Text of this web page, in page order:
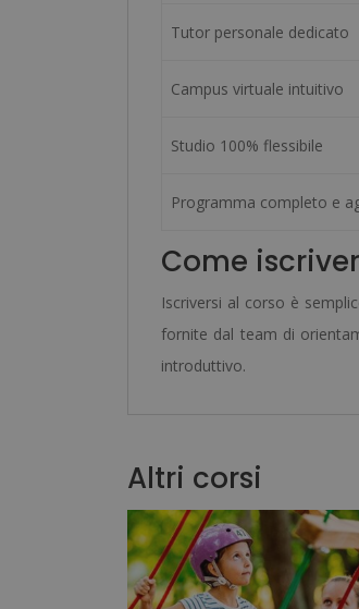
Tutor personale dedicato
Campus virtuale intuitivo
Studio 100% flessibile
Programma completo e
Come
Iscriversi al corso è
fornite dal team di
introduttivo.
Altri corsi